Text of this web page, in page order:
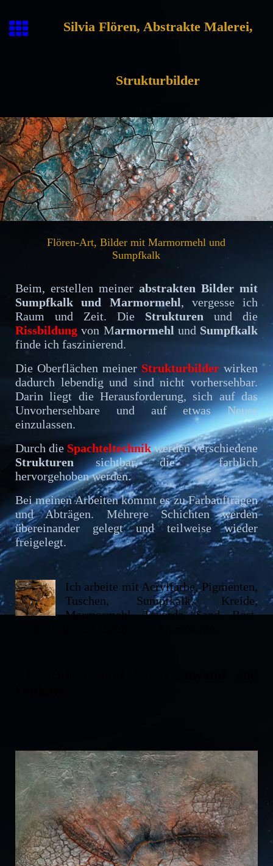
Silvia Flören, Abstrakte Malerei,
Strukturbilder
Flören-Art, Bilder mit Marmormehl und
Sumpfkalk
Beim, erstellen meiner abstrakten Bilder mit
Sumpfkalk und Marmormehl, vergesse ich
Raum und Zeit. Die Strukturen und die
Rissbildung von Marmormehl und Sumpfkalk
finde ich faszinierend.
Die Oberflächen meiner Strukturbilder wirken
dadurch lebendig und sind nicht vorhersehbar.
Darin liegt die Herausforderung, sich auf das
Unvorhersehbare und auf etwas Neues
einzulassen.
Durch die Spachteltechnikwerden verschiedene
Strukturen sichtbar, die farblich
hervorgehoben werden.
Bei meinen Arbeiten kommt es zu Farbaufträgen
und Abträgen. Mehrere Schichten werden
übereinander gelegt und teilweise wieder
freigelegt.
Ich arbeite mit Acrylfarbe, Pigmenten,
Tuschen, Sumpfkalk, Kreide,
Marmormehl, Tonerde, Sand, Rost,